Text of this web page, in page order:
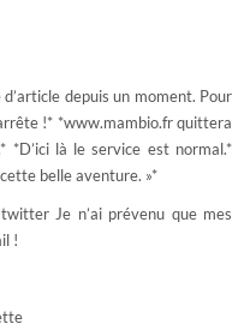
depuis un moment. Pour
!* *www.mambio.fr quittera
là le service est normal.*
belle aventure. »*
Je n’ai prévenu que mes
!